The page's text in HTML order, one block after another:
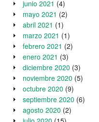
junio 2021 (4)
mayo 2021 (2)
abril 2021 (1)
marzo 2021 (1)
febrero 2021 (2)
enero 2021 (3)
diciembre 2020 (3)
noviembre 2020 (5)
octubre 2020 (9)
septiembre 2020 (6)
agosto 2020 (2)